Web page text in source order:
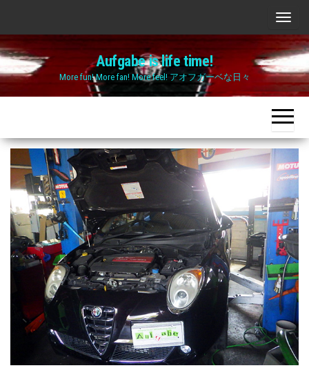
the
content
ナ
ビ
ゲ
ー
シ
ョ
ン
り
替
え
Aufgabe is life time!
More fun! More fan! More feel! アオフガーベな日々